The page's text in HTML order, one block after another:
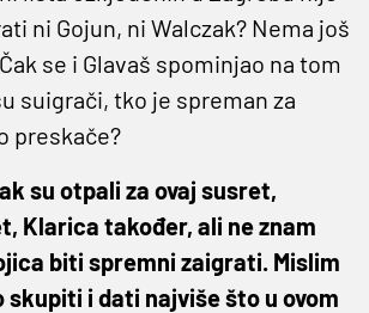
ni Gojun, ni Walczak? Nema još
se i Glavaš spominjao na tom
suigrači, tko je spreman za
preskače?
su otpali za ovaj susret,
Klarica također, ali ne znam
biti spremni zaigrati. Mislim
skupiti i dati najviše što u ovom